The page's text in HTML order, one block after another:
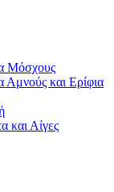
Μόσχους
Αμνούς και Ερίφια
και Αίγες